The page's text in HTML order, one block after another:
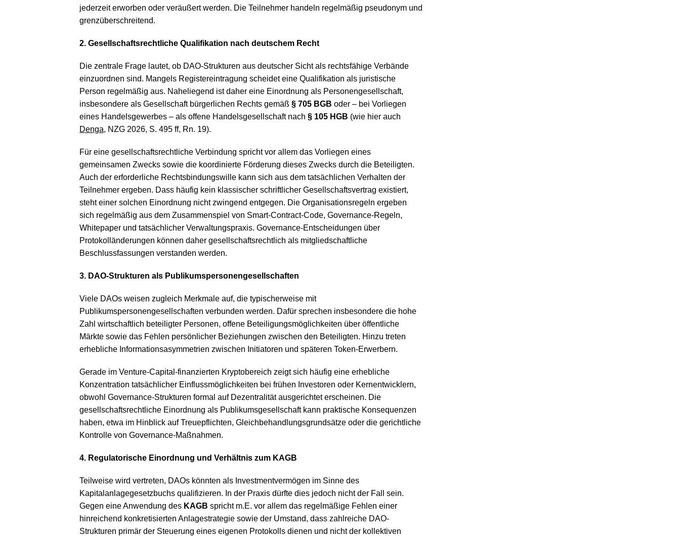
jederzeit erworben oder veräußert werden. Die Teilnehmer handeln regelmäßig pseudonym und
grenzüberschreitend.
2. Gesellschaftsrechtliche Qualifikation nach deutschem Recht
Die zentrale Frage lautet, ob DAO-Strukturen aus deutscher Sicht als rechtsfähige Verbände
einzuordnen sind. Mangels Registereintragung scheidet eine Qualifikation als juristische
Person regelmäßig aus. Naheliegend ist daher eine Einordnung als Personengesellschaft,
insbesondere als Gesellschaft bürgerlichen Rechts gemäß § 705 BGB oder – bei Vorliegen
eines Handelsgewerbes – als offene Handelsgesellschaft nach § 105 HGB (wie hier auch
Denga, NZG 2026, S. 495 ff, Rn. 19).
Für eine gesellschaftsrechtliche Verbindung spricht vor allem das Vorliegen eines
gemeinsamen Zwecks sowie die koordinierte Förderung dieses Zwecks durch die Beteiligten.
Auch der erforderliche Rechtsbindungswille kann sich aus dem tatsächlichen Verhalten der
Teilnehmer ergeben. Dass häufig kein klassischer schriftlicher Gesellschaftsvertrag existiert,
steht einer solchen Einordnung nicht zwingend entgegen. Die Organisationsregeln ergeben
sich regelmäßig aus dem Zusammenspiel von Smart-Contract-Code, Governance-Regeln,
Whitepaper und tatsächlicher Verwaltungspraxis. Governance-Entscheidungen über
Protokolländerungen können daher gesellschaftsrechtlich als mitgliedschaftliche
Beschlussfassungen verstanden werden.
3. DAO-Strukturen als Publikumspersonengesellschaften
Viele DAOs weisen zugleich Merkmale auf, die typischerweise mit
Publikumspersonengesellschaften verbunden werden. Dafür sprechen insbesondere die hohe
Zahl wirtschaftlich beteiligter Personen, offene Beteiligungsmöglichkeiten über öffentliche
Märkte sowie das Fehlen persönlicher Beziehungen zwischen den Beteiligten. Hinzu treten
erhebliche Informationsasymmetrien zwischen Initiatoren und späteren Token-Erwerbern.
Gerade im Venture-Capital-finanzierten Kryptobereich zeigt sich häufig eine erhebliche
Konzentration tatsächlicher Einflussmöglichkeiten bei frühen Investoren oder Kernentwicklern,
obwohl Governance-Strukturen formal auf Dezentralität ausgerichtet erscheinen. Die
gesellschaftsrechtliche Einordnung als Publikumsgesellschaft kann praktische Konsequenzen
haben, etwa im Hinblick auf Treuepflichten, Gleichbehandlungsgrundsätze oder die gerichtliche
Kontrolle von Governance-Maßnahmen.
4. Regulatorische Einordnung und Verhältnis zum KAGB
Teilweise wird vertreten, DAOs könnten als Investmentvermögen im Sinne des
Kapitalanlagegesetzbuchs qualifizieren. In der Praxis dürfte dies jedoch nicht der Fall sein.
Gegen eine Anwendung des KAGB spricht m.E. vor allem das regelmäßige Fehlen einer
hinreichend konkretisierten Anlagestrategie sowie der Umstand, dass zahlreiche DAO-
Strukturen primär der Steuerung eines eigenen Protokolls dienen und nicht der kollektiven